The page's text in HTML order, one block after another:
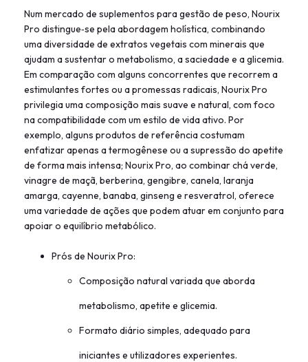
Num mercado de suplementos para gestão de peso, Nourix
Pro distingue‑se pela abordagem holística, combinando
uma diversidade de extratos vegetais com minerais que
ajudam a sustentar o metabolismo, a saciedade e a glicemia.
Em comparação com alguns concorrentes que recorrem a
estimulantes fortes ou a promessas radicais, Nourix Pro
privilegia uma composição mais suave e natural, com foco
na compatibilidade com um estilo de vida ativo. Por
exemplo, alguns produtos de referência costumam
enfatizar apenas a termogênese ou a supressão do apetite
de forma mais intensa; Nourix Pro, ao combinar chá verde,
vinagre de maçã, berberina, gengibre, canela, laranja
amarga, cayenne, banaba, ginseng e resveratrol, oferece
uma variedade de ações que podem atuar em conjunto para
apoiar o equilíbrio metabólico.
Prós de Nourix Pro:
Composição natural variada que aborda
metabolismo, apetite e glicemia.
Formato diário simples, adequado para
iniciantes e utilizadores experientes.